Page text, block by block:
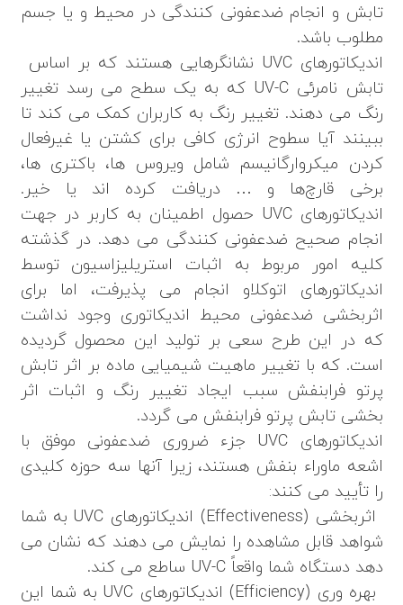
تابش و انجام ضدعفونی کنندگی در محیط و یا جسم
مطلوب باشد.
اندیکاتورهای UVC نشانگرهایی هستند که بر اساس
تابش نامرئی UV-C که به یک سطح می رسد تغییر
رنگ می دهند. تغییر رنگ به کاربران کمک می کند تا
ببینند آیا سطوح انرژی کافی برای کشتن یا غیرفعال
کردن میکروارگانیسم شامل ویروس ها، باکتری ها،
برخی قارچ‌ها و … دریافت کرده اند یا خیر.
اندیکاتورهای UVC حصول اطمینان به کاربر در جهت
انجام صحیح ضدعفونی کنندگی می دهد. در گذشته
کلیه امور مربوط به اثبات استریلیزاسیون توسط
اندیکاتورهای اتوکلاو انجام می پذیرفت، اما برای
اثربخشی ضدعفونی محیط اندیکاتوری وجود نداشت
که در این طرح سعی بر تولید این محصول گردیده
است. که با تغییر ماهیت شیمیایی ماده بر اثر تابش
پرتو فرابنفش سبب ایجاد تغییر رنگ و اثبات اثر
بخشی تابش پرتو فرابنفش می گردد.
اندیکاتورهای UVC جزء ضروری ضدعفونی موفق با
اشعه ماوراء بنفش هستند، زیرا آنها سه حوزه کلیدی
را تأیید می کنند:
اثربخشی (Effectiveness) اندیکاتورهای UVC به شما
شواهد قابل مشاهده را نمایش می دهند که نشان می
دهد دستگاه شما واقعاً UV-C ساطع می کند.
بهره وری (Efficiency) اندیکاتورهای UVC به شما این